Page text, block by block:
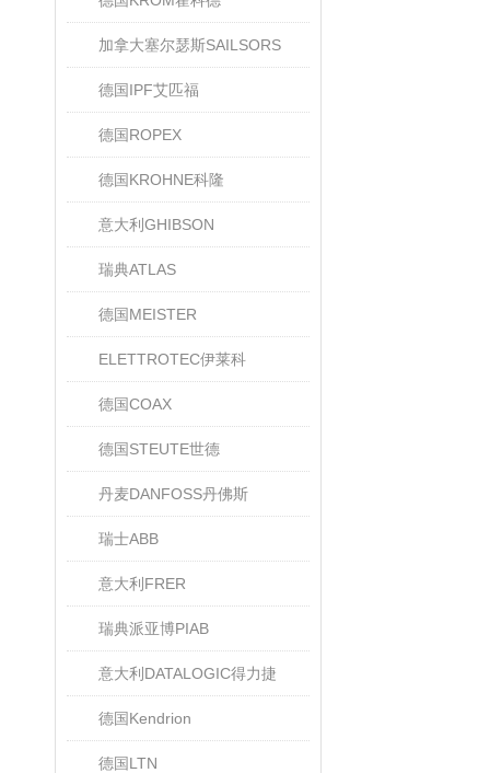
加拿大塞尔瑟斯SAILSORS
德国IPF艾匹福
德国ROPEX
德国KROHNE科隆
意大利GHIBSON
瑞典ATLAS
德国MEISTER
ELETTROTEC伊莱科
德国COAX
德国STEUTE世德
丹麦DANFOSS丹佛斯
瑞士ABB
意大利FRER
瑞典派亚博PIAB
意大利DATALOGIC得力捷
德国Kendrion
德国LTN